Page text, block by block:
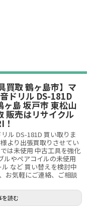
買取 鶴ヶ島市】マ
ドリル DS-181D
ヶ島 坂戸市 東松山
販売はリサイクル
ル DS-181D 買い取りま
より出張買取りさせてい
は未使用 中古工具を強化
ルやペアコイルの未使用
など 買い替えを検討中
お気軽にご連絡、ご相談
を読む